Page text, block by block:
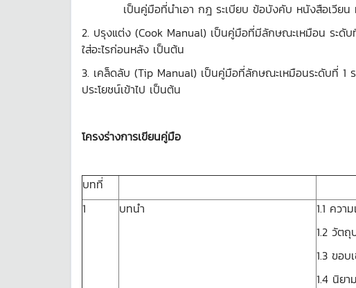
เป็นคู่มือที่นำเอา กฎ ระเบียบ ข้อบังคับ หนังสือเวีย
2. ปรุงแต่ง (Cook Manual) เป็นคู่มือที่มีลักษณะเหมือน ระดับ
ใส่อะไรก่อนหลัง เป็นต้น
3. เคล็ดลับ (Tip Manual) เป็นคู่มือที่ลักษณะเหมือนระดับที่ 1
ประโยชน์เข้าไป เป็นต้น
โครงร่างการเขียนคู่มือ
บทที่
1
บทนำ
1.1 คว
1.2 วัตถุ
1.3 ขอบ
1.4 นิย